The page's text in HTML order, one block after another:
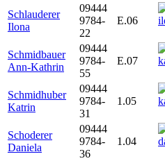
Schlauderer
Ilona
09444
9784-
22
E.06
Schmidbauer
Ann-Kathrin
09444
9784-
55
E.07
Schmidhuber
Katrin
09444
9784-
31
1.05
Schoderer
Daniela
09444
9784-
36
1.04